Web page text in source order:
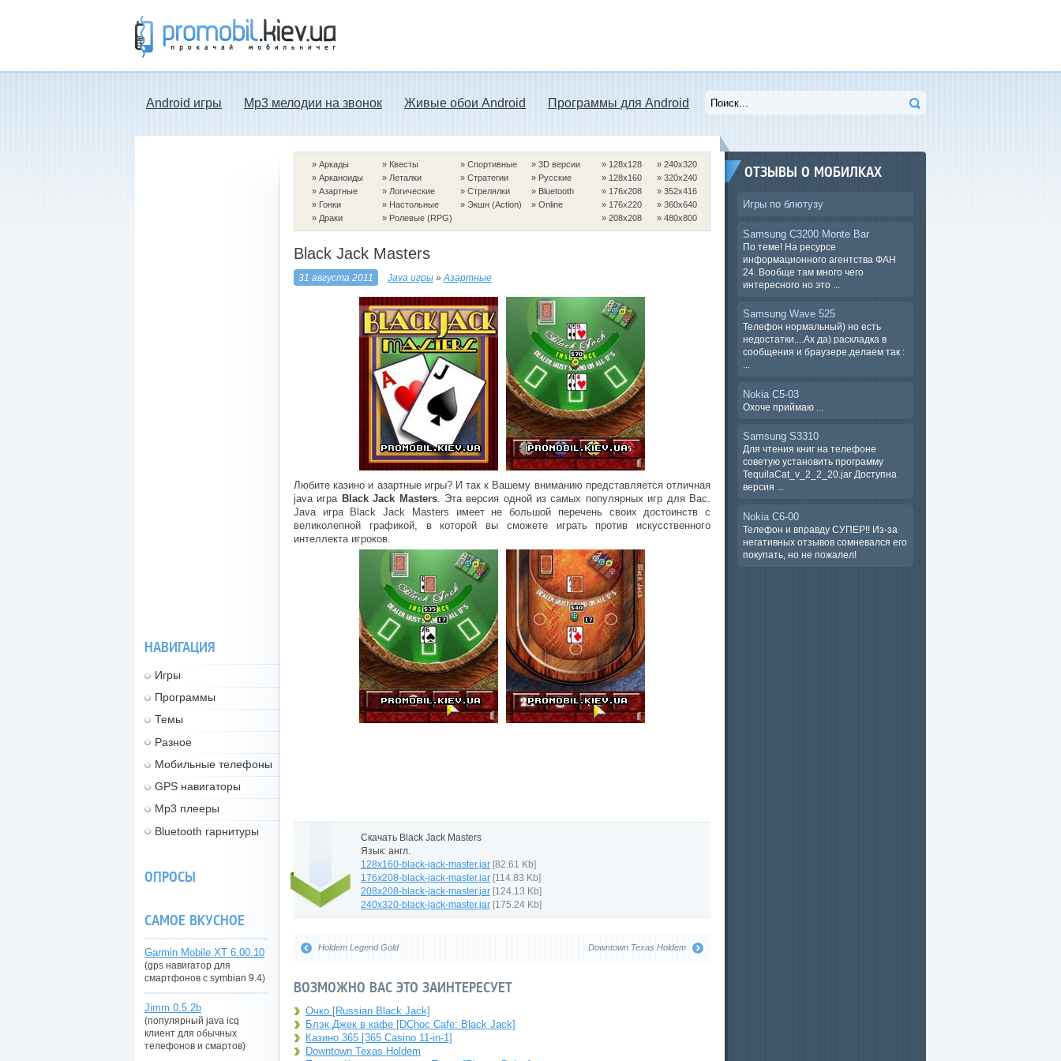
для Nokia, мелодии на звонок скачать
Android игры Mp3 мелодии на звонок Живые обои Android Программы для Android
» Аркады
» Арканоиды
» Азартные
» Гонки
» Драки
» Квесты
» Леталки
» Логические
» Настольные
» Ролевые (RPG)
» Спортивные
» Стратегии
» Стрелялки
» Экшн (Action)
» 3D версии
» Русские
» Bluetooth
» Online
» 128x128
» 128x160
» 176x208
» 176x220
» 208x208
» 240x320
» 320x240
» 352x416
» 360x640
» 480x800
Black Jack Masters
31 августа 2011 Java игры» Азартные
Любите казино и азартные игры? И так к Вашему вниманию представляется отличная
java игра Black Jack Masters. Эта версия одной из самых популярных игр для Вас.
Java игра Black Jack Masters имеет не большой перечень своих достоинств с
великолепной графикой, в которой вы сможете играть против искусственного
интеллекта игроков.
Скачать Black Jack Masters
Язык: англ.
128x160-black-jack-master.jar [82.61 Kb]
176x208-black-jack-master.jar [114.83 Kb]
208x208-black-jack-master.jar [124.13 Kb]
240x320-black-jack-master.jar [175.24 Kb]
Downtown Texas Holdem
Holdem Legend Gold
ВОЗМОЖНО ВАС ЭТО ЗАИНТЕРЕСУЕТ
Очко [Russian Black Jack]
Блэк Джек в кафе [DChoc Cafe: Black Jack]
Казино 365 [365 Casino 11-in-1]
Downtown Texas Holdem
ОТЗЫВЫ О МОБИЛКАХ
Игры по блютузу
Samsung C3200 Monte Bar
По теме! На ресурсе
информационного агентства ФАН
24. Вообще там много чего
интересного но это ...
Samsung Wave 525
Телефон нормальный) но есть
недостатки....Ах да) раскладка в
сообщения и браузере.делаем так :
Nokia C5-03
Охоче ​​приймаю ...
Samsung S3310
Для чтения книг на телефоне
советую установить программу
TequilaCat_v_2_2_20.jar Доступна
версия ...
Nokia C6-00
Телефон и вправду СУПЕР!! Из-за
негативных отзывов сомневался его
покупать, но не пожалел!
НАВИГАЦИЯ
Игры
Программы
Темы
Разное
Мобильные телефоны
GPS навигаторы
Mp3 плееры
Bluetooth гарнитуры
ОПРОСЫ
САМОЕ ВКУСНОЕ
Garmin Mobile XT 6.00.10
(gps навигатор для
смартфонов с symbian 9.4)
Jimm 0.5.2b
(популярный java icq
клиент для обычных
телефонов и смартов)